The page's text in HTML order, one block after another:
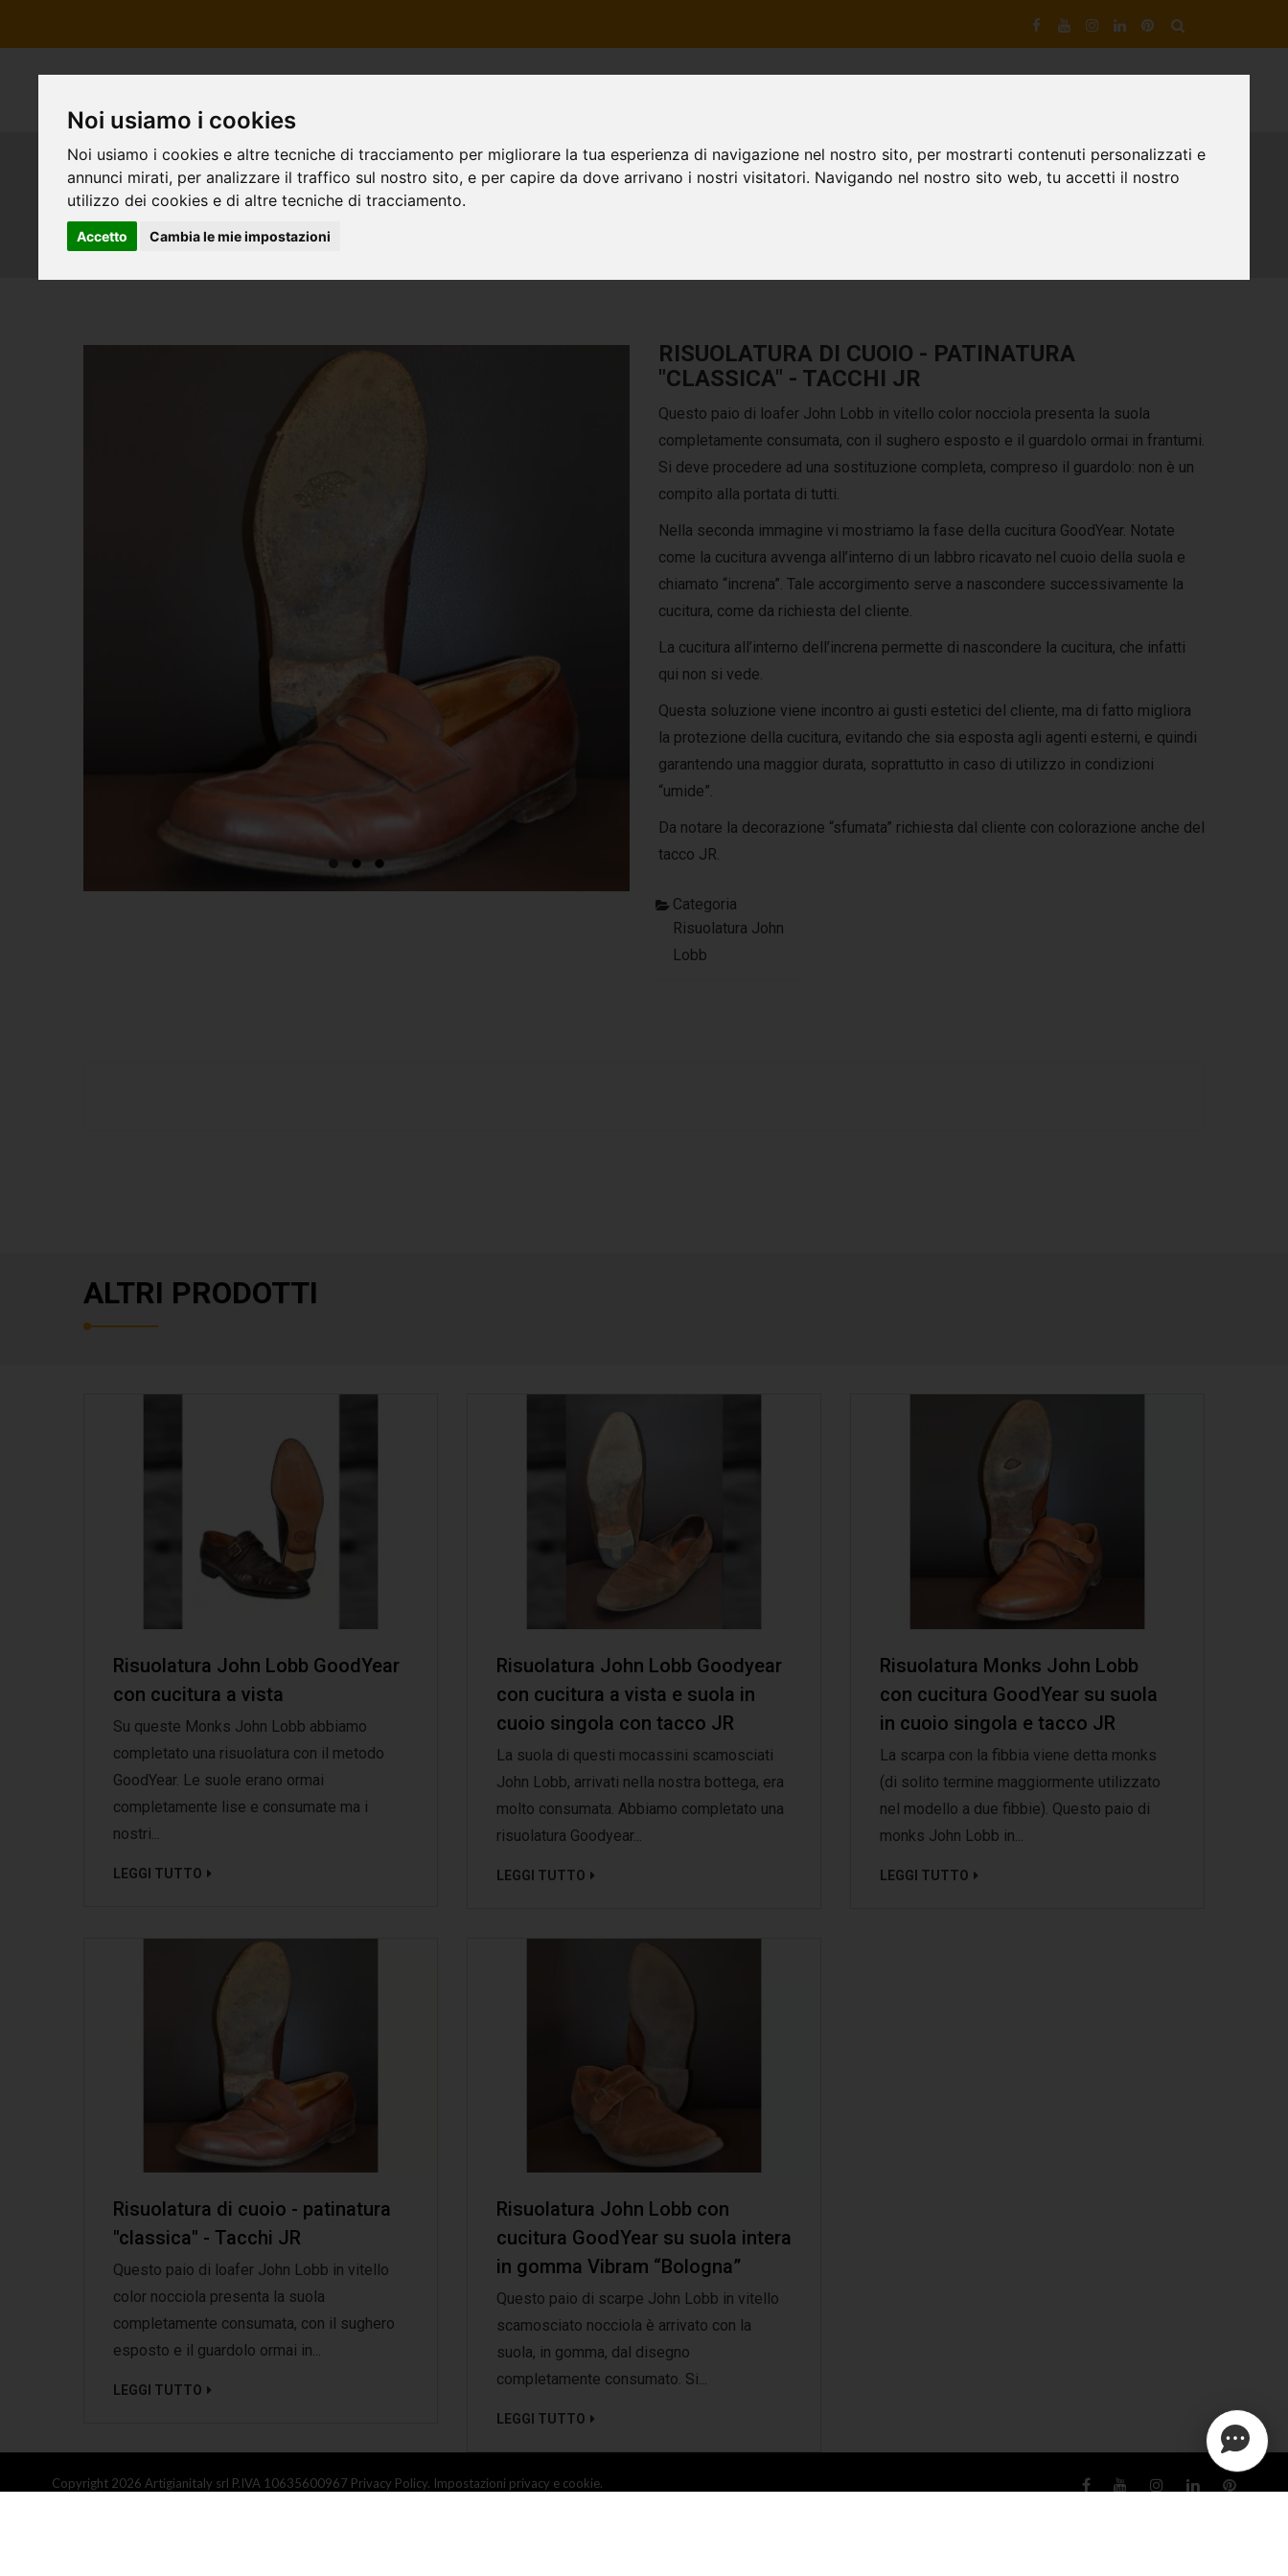
Noi usiamo i cookies
Noi usiamo i cookies e altre tecniche di tracciamento per migliorare la tua esperienza di navigazione nel nostro sito, per mostrarti contenuti personalizzati e
annunci mirati, per analizzare il traffico sul nostro sito, e per capire da dove arrivano i nostri visitatori. Navigando nel nostro sito web, tu accetti il nostro
utilizzo dei cookies e di altre tecniche di tracciamento.
Accetto Cambia le mie impostazioni
Risuolatura John Lobb GoodYear
RISUOLATURA DI CUOIO - PATINATURA
"CLASSICA" - TACCHI JR
Questo paio di loafer John Lobb in vitello color nocciola presenta la suola
completamente consumata, con il sughero esposto e il guardolo ormai in frantumi.
Si deve procedere ad una sostituzione completa, compreso il guardolo: non è un
compito alla portata di tutti.
Nella seconda immagine vi mostriamo la fase della cucitura GoodYear. Notate
come la cucitura avvenga all’interno di un labbro ricavato nel cuoio della suola e
chiamato “increna”. Tale accorgimento serve a nascondere successivamente la
cucitura, come da richiesta del cliente.
La cucitura all’interno dell’increna permette di nascondere la cucitura, che infatti
qui non si vede.
Questa soluzione viene incontro ai gusti estetici del cliente, ma di fatto migliora
la protezione della cucitura, evitando che sia esposta agli agenti esterni, e quindi
garantendo una maggior durata, soprattutto in caso di utilizzo in condizioni
“umide”.
Da notare la decorazione “sfumata” richiesta dal cliente con colorazione anche del
tacco JR.
Categoria
Risuolatura John
Lobb
ALTRI PRODOTTI
Risuolatura John Lobb GoodYear
con cucitura a vista
Su queste Monks John Lobb abbiamo
completato una risuolatura con il metodo
GoodYear. Le suole erano ormai
completamente lise e consumate ma i
nostri...
LEGGI TUTTO
Risuolatura John Lobb Goodyear
con cucitura a vista e suola in
cuoio singola con tacco JR
La suola di questi mocassini scamosciati
John Lobb, arrivati nella nostra bottega, era
molto consumata. Abbiamo completato una
risuolatura Goodyear...
LEGGI TUTTO
Risuolatura Monks John Lobb
con cucitura GoodYear su suola
in cuoio singola e tacco JR
La scarpa con la fibbia viene detta monks
(di solito termine maggiormente utilizzato
nel modello a due fibbie). Questo paio di
monks John Lobb in...
LEGGI TUTTO
Risuolatura di cuoio - patinatura
"classica" - Tacchi JR
Questo paio di loafer John Lobb in vitello
color nocciola presenta la suola
completamente consumata, con il sughero
esposto e il guardolo ormai in...
LEGGI TUTTO
Risuolatura John Lobb con
cucitura GoodYear su suola intera
in gomma Vibram “Bologna”
Questo paio di scarpe John Lobb in vitello
scamosciato nocciola è arrivato con la
suola, in gomma, dal disegno
completamente consumato. Si...
LEGGI TUTTO
Copyright 2026 Artigianitaly srl P.IVA 10635600967 Privacy Policy. Impostazioni privacy e cookie.